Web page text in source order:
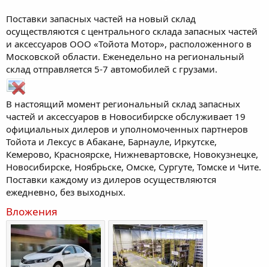
Поставки запасных частей на новый склад
осуществляются с центрального склада запасных частей
и аксессуаров ООО «Тойота Мотор», расположенного в
Московской области. Еженедельно на региональный
склад отправляется 5-7 автомобилей с грузами.
В настоящий момент региональный склад запасных
частей и аксессуаров в Новосибирске обслуживает 19
официальных дилеров и уполномоченных партнеров
Тойота и Лексус в Абакане, Барнауле, Иркутске,
Кемерово, Красноярске, Нижневартовске, Новокузнецке,
Новосибирске, Ноябрьске, Омске, Сургуте, Томске и Чите.
Поставки каждому из дилеров осуществляются
ежедневно, без выходных.
Вложения